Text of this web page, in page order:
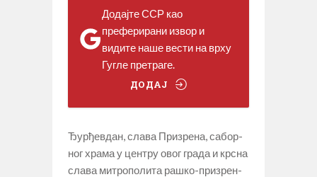
Додајте ССР као
преферирани извор и
видите наше вести на врху
Гугле претраге.
ДОДАЈ
Ђурђевдан, сла­ва При­зре­на, са­бор­
ног хра­ма у цен­тру овог гра­да и кр­сна
сла­ва ми­тро­по­ли­та ра­шко-при­зрен­